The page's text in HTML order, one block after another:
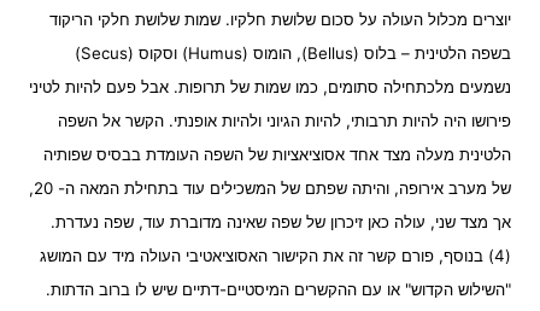
יוצרים מכלול העולה על סכום שלושת חלקיו. שמות שלושת חלקי הריקוד
בשפה הלטינית – בלוס (Bellus), הומוס (Humus) וסקוס (Secus)
נשמעים מלכתחילה סתומים, כמו שמות של תרופות. אבל פעם להיות לטיני
פירושו היה להיות תרבותי, להיות הגיוני ולהיות אופנתי. הקשר אל השפה
הלטינית מעלה מצד אחד אסוציאציות של השפה העומדת בבסיס שפותיה
של מערב אירופה, והיתה שפתם של המשכילים עוד בתחילת המאה ה- 20,
אך מצד שני, עולה כאן זיכרון של שפה שאינה מדוברת עוד, שפה נעדרת.
(4) בנוסף, פורם קשר זה את הקישור האסוציאטיבי העולה מיד עם המושג
"השילוש הקדוש" או עם ההקשרים המיסטיים-דתיים שיש לו ברוב הדתות.